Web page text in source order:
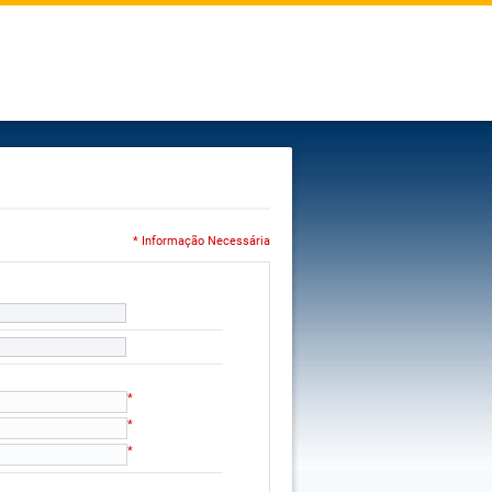
* Informação Necessária
*
*
*